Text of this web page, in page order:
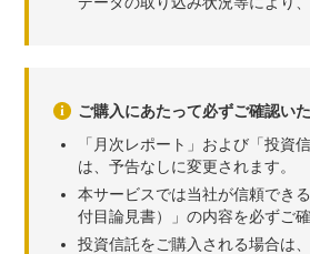
ご購入にあたって必ずご確認い
「月次レポート」および「投
は、予告なしに変更されます。
本サービスでは当社が信頼でき
付目論見書）」の内容を必ずご確
投資信託をご購入される場合は